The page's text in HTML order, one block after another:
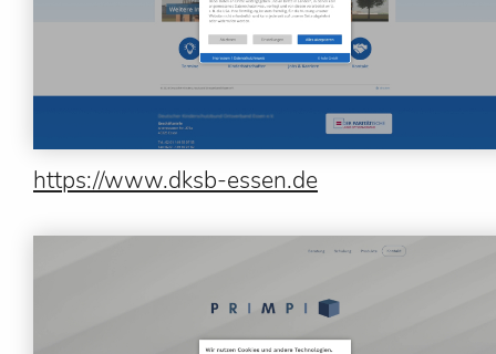
https://www.dksb-essen.de